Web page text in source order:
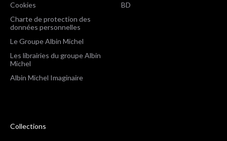
Cookies
Charte de protection des
données personnelles
Le Groupe Albin Michel
Les librairies du groupe Albin
Michel
Albin Michel Imaginaire
BD
Collections